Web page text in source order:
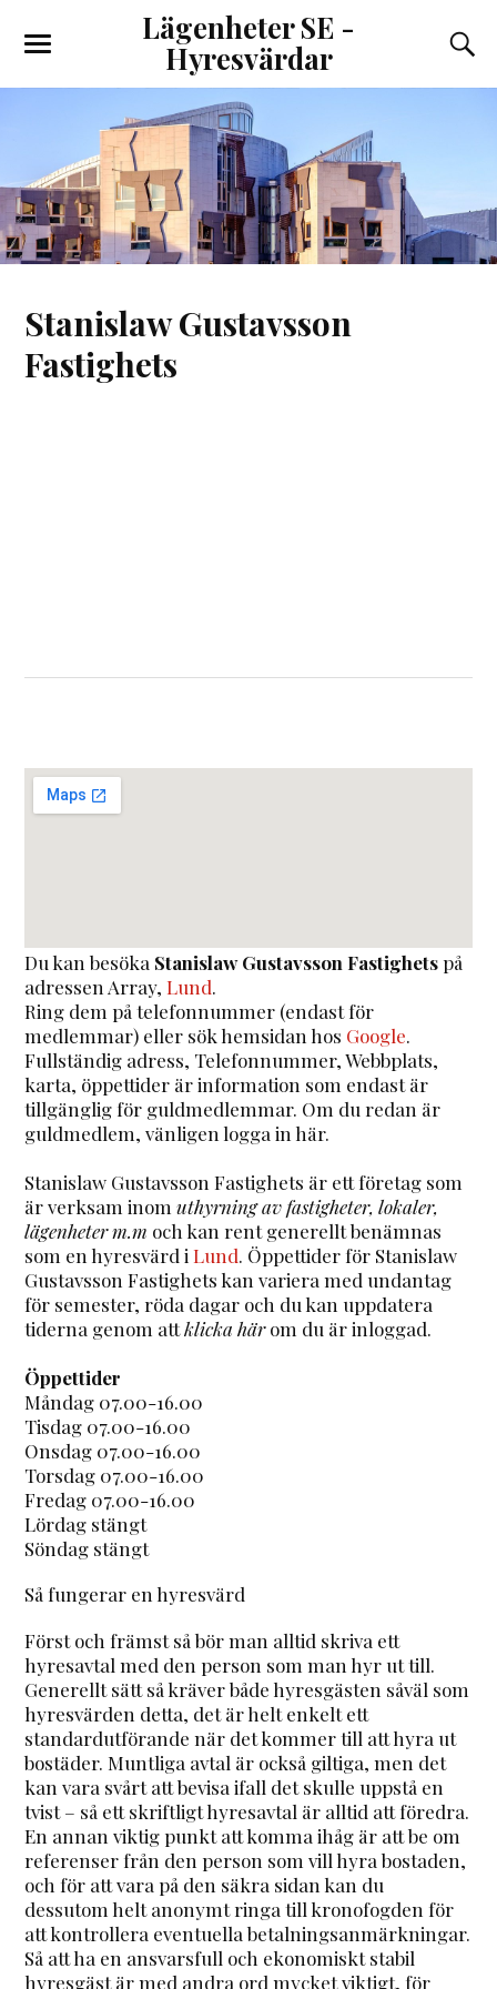
Lägenheter SE -
Hyresvärdar
Stanislaw Gustavsson
Fastighets
Du kan besöka Stanislaw Gustavsson Fastighetspå
adressen Array,Lund.
Ring dem på telefonnummer (endast för
medlemmar) eller sök hemsidan hos Google.
Fullständig adress, Telefonnummer, Webbplats,
karta, öppettider är information som endast är
tillgänglig för guldmedlemmar. Om du redan är
guldmedlem, vänligen logga in här.
Stanislaw Gustavsson Fastighets är ett företag som
är verksam inomuthyrning av fastigheter, lokaler,
lägenheter m.m och kan rent generellt benämnas
som en hyresvärd iLund. Öppettider för Stanislaw
Gustavsson Fastighets kan variera med undantag
för semester, röda dagar och du kan uppdatera
tiderna genom attklicka härom du är inloggad.
Öppettider
Måndag 07.00-16.00
Tisdag 07.00-16.00
Onsdag 07.00-16.00
Torsdag 07.00-16.00
Fredag 07.00-16.00
Lördag stängt
Söndag stängt
Så fungerar en hyresvärd
Först och främst så bör man alltid skriva ett
hyresavtal med den person som man hyr ut till.
Generellt sätt så kräver både hyresgästen såväl som
hyresvärden detta, det är helt enkelt ett
standardutförande när det kommer till att hyra ut
bostäder. Muntliga avtal är också giltiga, men det
kan vara svårt att bevisa ifall det skulle uppstå en
tvist – så ett skriftligt hyresavtal är alltid att föredra.
En annan viktig punkt att komma ihåg är att be om
referenser från den person som vill hyra bostaden,
och för att vara på den säkra sidan kan du
dessutom helt anonymt ringa till kronofogden för
att kontrollera eventuella betalningsanmärkningar.
Så att ha en ansvarsfull och ekonomiskt stabil
hyresgäst är med andra ord mycket viktigt, för